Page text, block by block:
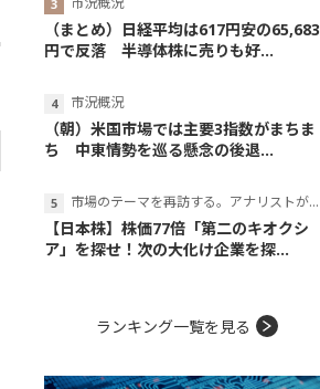
（まとめ）日経平均は617円安の65,683
円で反落 半導体株に売りも好...
市況概況
（朝）米国市場では主要3指数がまちま
ち 中東情勢を巡る懸念の後退...
市場のテーマを再訪する。アナリストが読み解くテーマの本質
【日本株】株価77倍「第二のキオクシ
ア」を探せ！次の大化け企業を探...
ランキング一覧を見る